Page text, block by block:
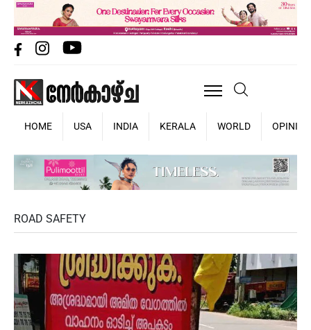
HOME USA INDIA KERALA WORLD OPINION
ROAD SAFETY